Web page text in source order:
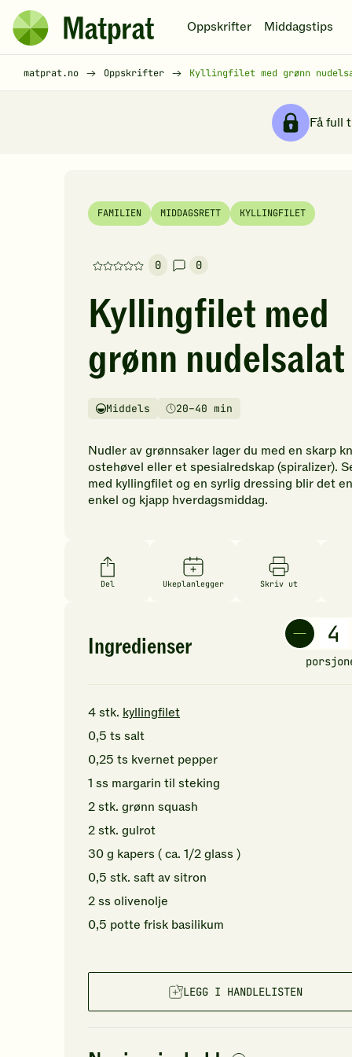
Hopp til hovedinnhold
Matprat
hjemmeside
Oppskrifter Middagstips
matprat.no Oppskrifter Kyllingfilet med grønn
Få full
FAMILIEN MIDDAGSRETT KYLLINGFILET
0
Denne
har
foreløpig
vurderinger.
Bli
første
å
vurdere
denne
oppskriften.
0
Kyllingfilet med
grønn nudelsalat
Vanskelighetsgrad
Middels
Tilberedningstid20–40 min
Nudler av grønnsaker lager du med en skarp
ostehøvel eller et spesialredskap (spiralizer).
med kyllingfilet og en syrlig dressing blir det en
enkel og kjapp hverdagsmiddag.
Del Ukeplanlegger Skriv ut
Ingredienser
4stk. kyllingfilet
0,5 ts salt
0,25 ts kvernet pepper
1 ss margarin til steking
2stk. grønn squash
2stk. gulrot
30g kapers ( ca. 1/2 glass )
0,5 stk. saft avsitron
2ss olivenolje
0,5 potte frisk basilikum
LEGG I HANDLELISTEN